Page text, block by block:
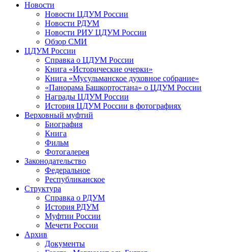
Новости
Новости ЦДУМ России
Новости РДУМ
Новости РИУ ЦДУМ России
Обзор СМИ
ЦДУМ России
Справка о ЦДУМ России
Книга «Исторические очерки»
Книга «Мусульманское духовное собрание»
«Панорама Башкортостана» о ЦДУМ России
Награды ЦДУМ России
История ЦДУМ России в фотографиях
Верховный муфтий
Биография
Книга
Фильм
Фотогалерея
Законодательство
Федеральное
Республиканское
Структура
Справка о РДУМ
История РДУМ
Муфтии России
Мечети России
Архив
Документы